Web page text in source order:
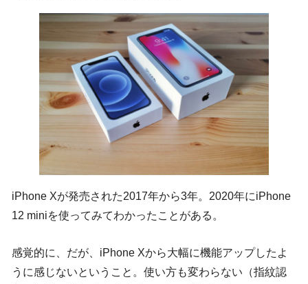
iPhone Xが発売された2017年から3年。2020年にiPhone
12 miniを使ってみてわかったことがある。
感覚的に、だが、iPhone Xから大幅に機能アップしたよ
うに感じないということ。使い方も変わらない（指紋認